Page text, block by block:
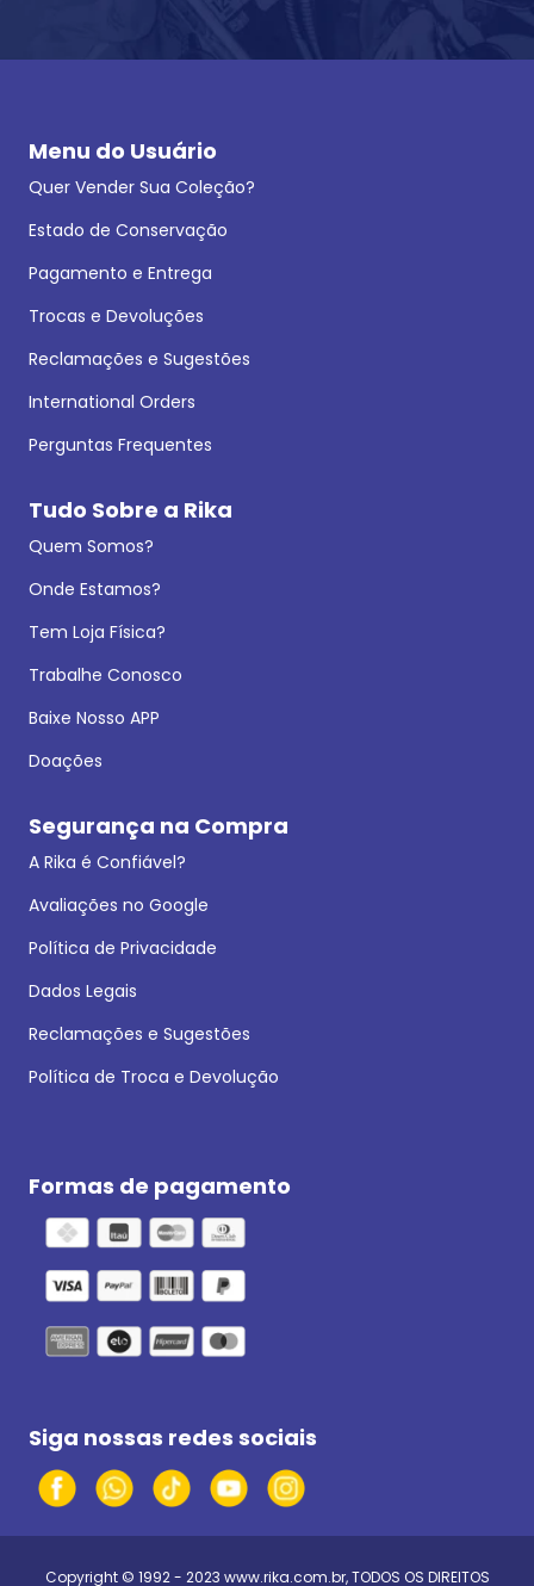
Menu do Usuário
Quer Vender Sua Coleção?
Estado de Conservação
Pagamento e Entrega
Trocas e Devoluções
Reclamações e Sugestões
International Orders
Perguntas Frequentes
Tudo Sobre a Rika
Quem Somos?
Onde Estamos?
Tem Loja Física?
Trabalhe Conosco
Baixe Nosso APP
Doações
Segurança na Compra
A Rika é Confiável?
Avaliações no Google
Política de Privacidade
Dados Legais
Reclamações e Sugestões
Política de Troca e Devolução
Formas de pagamento
Siga nossas redes sociais
Copyright © 1992 - 2023 www.rika.com.br, TODOS OS DIREITOS